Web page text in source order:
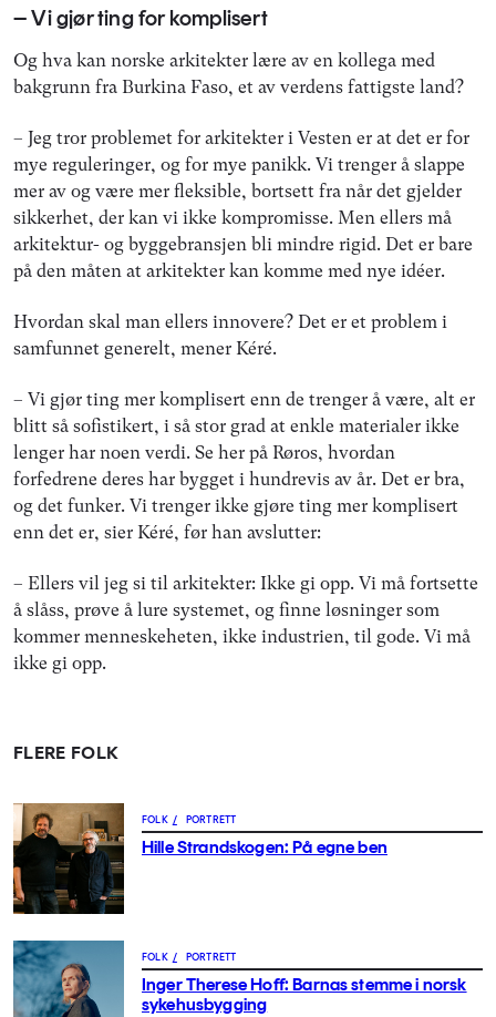
– Vi gjør ting for komplisert
Og hva kan norske arkitekter lære av en kollega med
bakgrunn fra Burkina Faso, et av verdens fattigste land?
– Jeg tror problemet for arkitekter i Vesten er at det er for
mye reguleringer, og for mye panikk. Vi trenger å slappe
mer av og være mer fleksible, bortsett fra når det gjelder
sikkerhet, der kan vi ikke kompromisse. Men ellers må
arkitektur- og byggebransjen bli mindre rigid. Det er bare
på den måten at arkitekter kan komme med nye idéer.
Hvordan skal man ellers innovere? Det er et problem i
samfunnet generelt, mener Kéré.
– Vi gjør ting mer komplisert enn de trenger å være, alt er
blitt så sofistikert, i så stor grad at enkle materialer ikke
lenger har noen verdi. Se her på Røros, hvordan
forfedrene deres har bygget i hundrevis av år. Det er bra,
og det funker. Vi trenger ikke gjøre ting mer komplisert
enn det er, sier Kéré, før han avslutter:
– Ellers vil jeg si til arkitekter: Ikke gi opp. Vi må fortsette
å slåss, prøve å lure systemet, og finne løsninger som
kommer menneskeheten, ikke industrien, til gode. Vi må
ikke gi opp.
FLERE FOLK
FOLK / PORTRETT
Hille Strandskogen: På egne ben
FOLK / PORTRETT
Inger Therese Hoff: Barnas stemme i norsk
sykehusbygging